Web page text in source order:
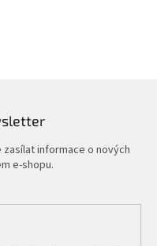
zasílat informace o nových
e-shopu.